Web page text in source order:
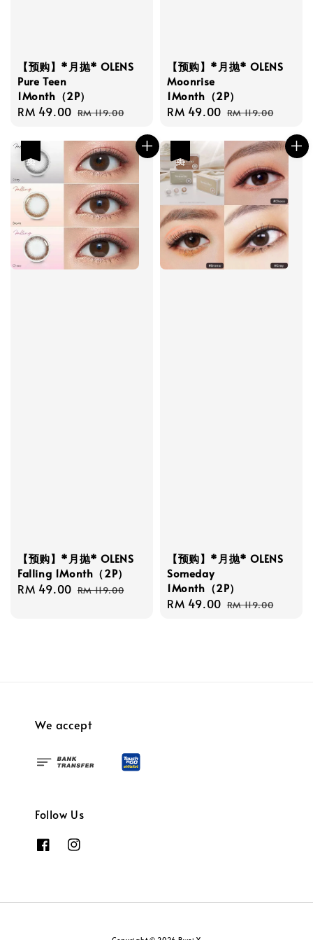
【预购】*月抛* OLENS
Pure Teen
1Month（2P）
Sale
RM 49.00 Regular
RM 119.00
【预购】*月抛* OLENS
Moonrise
1Month（2P）
Sale
RM 49.00 Regular
RM 119.00
【预购】*月抛* OLENS
Falling 1Month（2P）
Sale
RM 49.00 Regular
RM 119.00
【预购】*月抛* OLENS
Someday
1Month（2P）
Sale
RM 49.00 Regular
RM 119.00
We accept
Follow Us